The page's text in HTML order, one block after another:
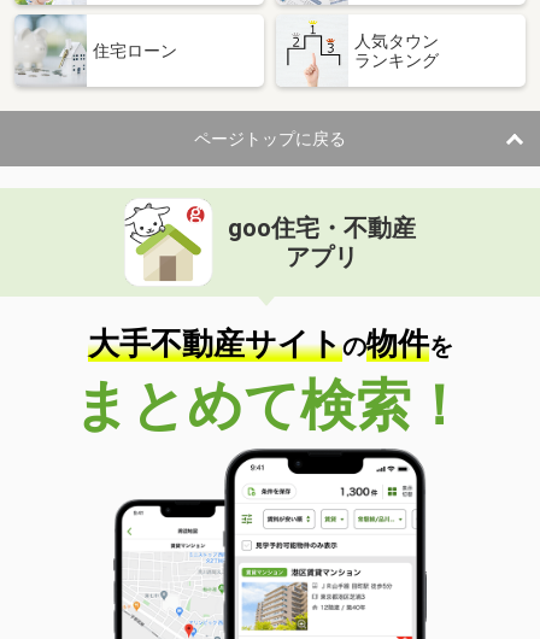
住宅ローン
人気タウン
ランキング
ページトップに戻る
goo住宅・不動産
アプリ
大手不動産サイトの物件を
まとめて検索！